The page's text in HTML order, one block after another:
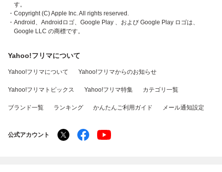
す。
・Copyright (C) Apple Inc. All rights reserved.
・Android、Androidロゴ、Google Play 、および Google Play ロゴは、
Google LLC の商標です。
Yahoo!フリマについて
Yahoo!フリマについて Yahoo!フリマからのお知らせ
Yahoo!フリマトピックス Yahoo!フリマ特集 カテゴリ一覧
ブランド一覧 ランキング かんたんご利用ガイド メール通知設定
公式アカウント